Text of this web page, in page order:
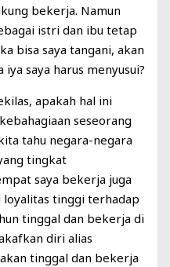
bekerja. Namun
istri dan ibu tetap
bisa saya tangani, akan
iya saya harus menyusui?
apakah hal ini
seseorang
tahu negara-negara
tingkat
saya bekerja juga
tinggi terhadap
tinggal dan bekerja di
diri alias
tinggal dan bekerja